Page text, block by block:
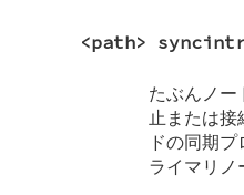
<path>
たぶんノー
止または接
ドの同期
ライマリノ